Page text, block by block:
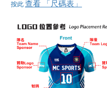
按此查看 「尺碼表」